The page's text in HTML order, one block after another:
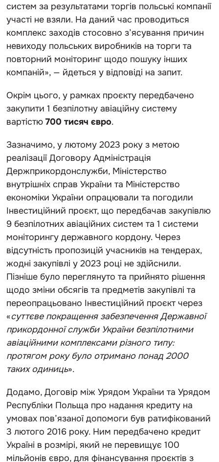
систем за результатами торгів польські компанії
участі не взяли. На даний час проводиться
комплекс заходів стосовно з’ясування причин
невиходу польських виробників на торги та
повторний моніторинг щодо пошуку інших
компаній», — йдеться у відповіді на запит.
Окрім цього, у рамках проєкту передбачено
закупити 1 безпілотну авіаційну систему
вартістю 700 тисяч євро.
Зазначимо, у лютому 2023 року з метою
реалізації Договору Адміністрація
Держприкордонслужби, Міністерство
внутрішніх справ України та Міністерство
економіки України опрацювали та погодили
Інвестиційний проєкт, що передбачав закупівлю
9 безпілотних авіаційних систем та 1 системи
моніторингу державного кордону. Через
відсутність пропозицій учасників на тендерах,
жодні закупівлі у 2023 році не здійснили.
Пізніше було переглянуто та прийнято рішення
щодо зміни обсягів та предметів закупівлі та
переопрацьовано Інвестиційний проєкт через
«суттєве покращення забезпечення Державної
прикордонної служби України безпілотними
авіаційними комплексами різного типу:
протягом року було отримано понад 2000
таких одиниць».
Додамо, Договір між Урядом України та Урядом
Республіки Польща про надання кредиту на
умовах пов’язаної допомоги був ратифікований
3 лютого 2016 року. Ним передбачено кредит
Україні в розмірі, який не перевищує 100
мільйонів євро, для фінансування проєктів з